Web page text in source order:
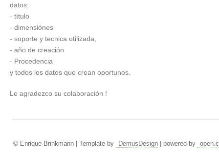
datos:
- título
- dimensiónes
- soporte y tecnica utilizada,
- año de creación
- Procedencia
y todos los datos que crean oportunos.
Le agradezco su colaboración !
© Enrique Brinkmann | Template by DemusDesign| powered by